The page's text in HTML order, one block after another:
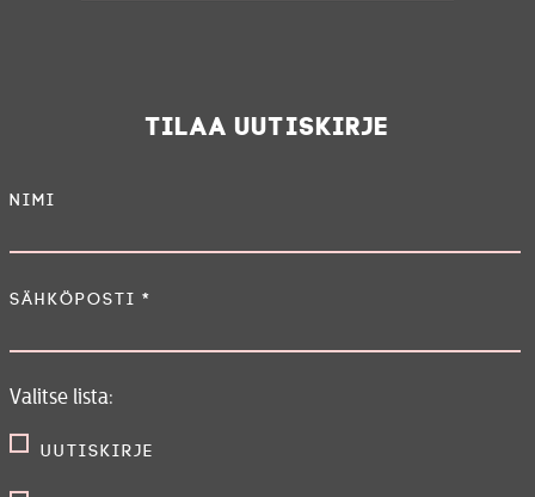
Tilaa uutiskirje
Nimi
Sähköposti *
Valitse lista:
Uutiskirje